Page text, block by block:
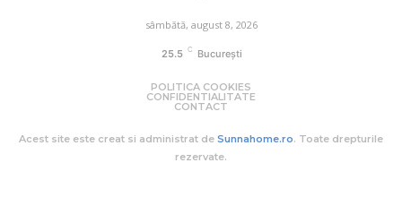
sâmbătă, august 8, 2026
25.5 C București
POLITICA COOKIES
CONFIDENTIALITATE
CONTACT
Acest site este creat si administrat de Sunnahome.ro. Toate drepturile
rezervate.